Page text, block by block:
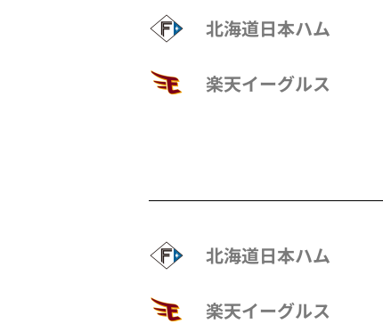
北海道日本ハム
楽天イーグルス
北海道日本ハム
楽天イーグルス